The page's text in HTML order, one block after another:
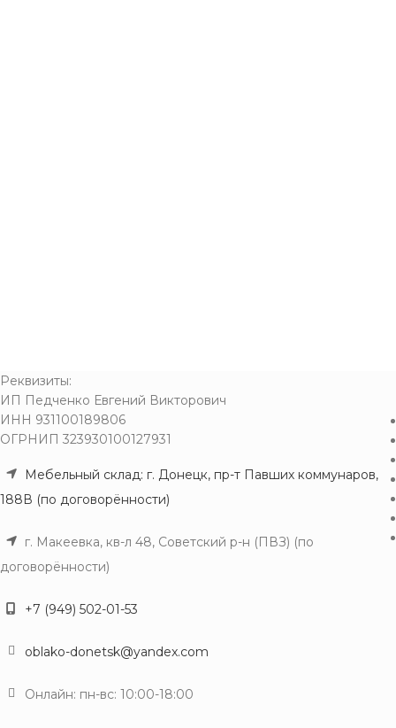
Реквизиты:
ИП Педченко Евгений Викторович
ИНН 931100189806
ОГРНИП 323930100127931
Мебельный склад: г. Донецк, пр-т Павших коммунаров,
188В (по договорённости)
г. Макеевка, кв-л 48, Советский р-н (ПВЗ) (по
договорённости)
+7 (949) 502-01-53
oblako-donetsk@yandex.com
Онлайн: пн-вс: 10:00-18:00